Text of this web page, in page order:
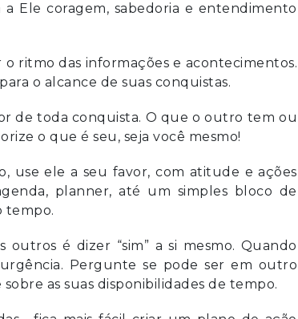
Ele coragem, sabedoria e entendimento
ritmo das informações e acontecimentos.
o alcance de suas conquistas.
de toda conquista. O que o outro tem ou
o que é seu, seja você mesmo!
use ele a seu favor, com atitude e ações
planner, até um simples bloco de
tempo.
é dizer “sim” a si mesmo. Quando
Pergunte se pode ser em outro
as suas disponibilidades de tempo.